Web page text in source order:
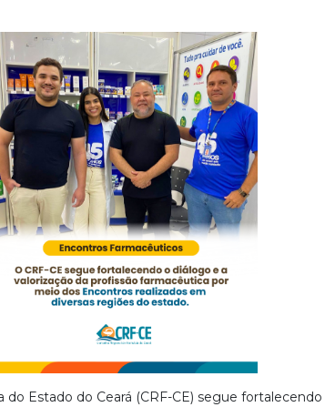
do Estado do Ceará (CRF-CE) segue